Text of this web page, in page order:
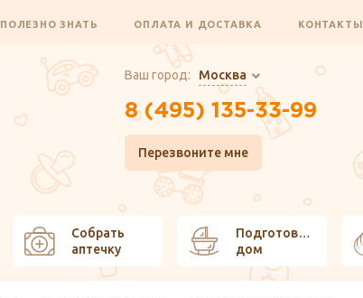
ПОЛЕЗНО ЗНАТЬ ОПЛАТА И ДОСТАВКА КОНТАКТЫ
Ваш город: Москва
8 (495) 135-33-99
Перезвоните мне
Собрать
аптечку
Подготовить
дом